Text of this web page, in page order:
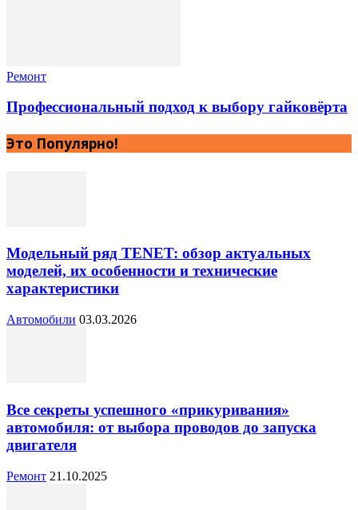
Ремонт
Профессиональный подход к выбору гайковёрта
Это Популярно!
Модельный ряд TENET: обзор актуальных
моделей, их особенности и технические
характеристики
Автомобили 03.03.2026
Все секреты успешного «прикуривания»
автомобиля: от выбора проводов до запуска
двигателя
Ремонт 21.10.2025